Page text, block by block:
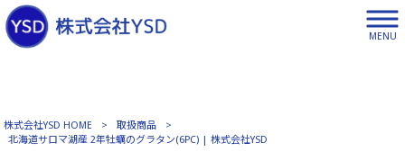
MENU
株式会社YSD HOME > 取扱商品
>
北海道サロマ湖産 2年牡蠣のグラタン(6PC) | 株式会社YSD